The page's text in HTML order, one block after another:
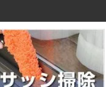
驚くほどガラス
るエトレ社の商